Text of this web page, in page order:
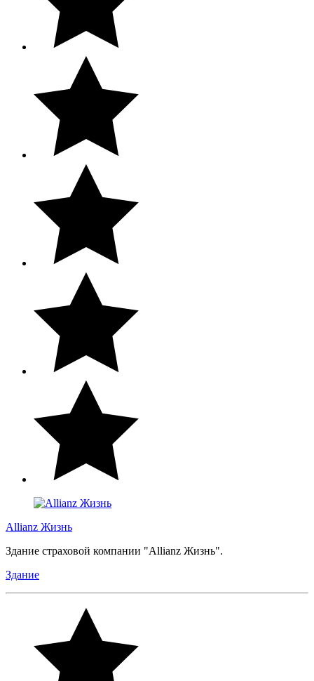
Allianz Жизнь
Здание страховой компании "Allianz Жизнь".
Здание